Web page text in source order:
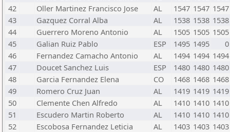
42
Oller Martinez Francisco Jose AL 1547 1547 1547
43
Gazquez Corral Alba AL 1538 1538 1538
44
Guerrero Moreno Antonio AL 1505 1505 1505
45
Galian Ruiz Pablo ESP 1495 1495
0
46
Fernandez Camacho Antonio AL 1494 1494 1494
47
Doucet Sanchez Luis ESP 1480 1480 1480
48
Garcia Fernandez Elena CO 1468 1468 1468
49
Romero Cruz Juan AL 1419 1419 1419
50
Clemente Chen Alfredo AL 1410 1410 1410
51
Escudero Martin Roberto AL 1410 1410 1410
52
Escobosa Fernandez Leticia AL 1403 1403 1403